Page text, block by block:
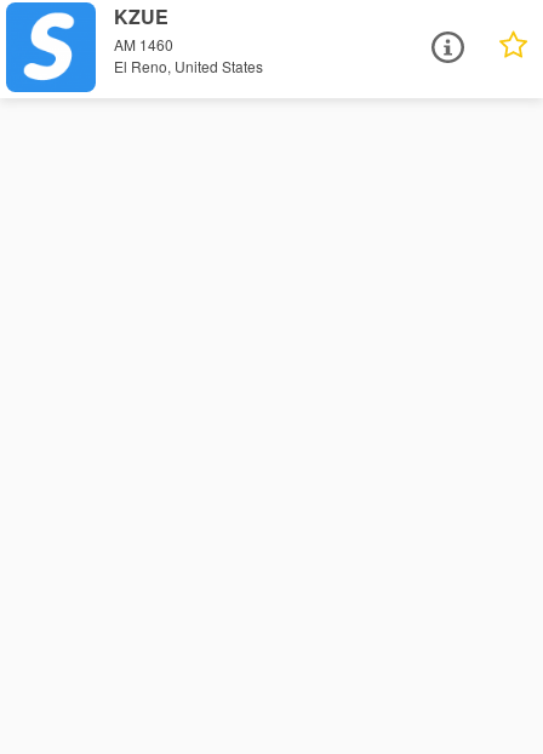
KZUE
AM 1460
El Reno, United States